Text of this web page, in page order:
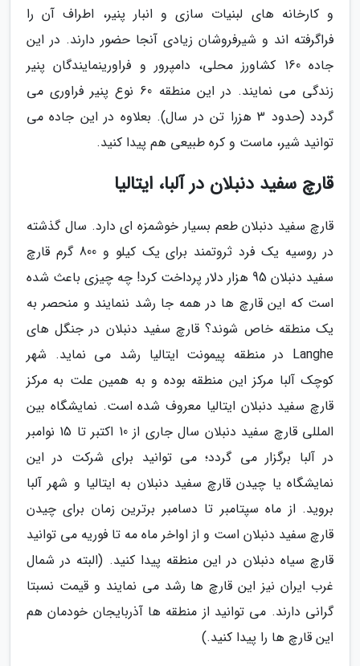
و کارخانه های لبنیات سازی و انبار پنیر، اطراف آن را
فراگرفته اند و شیرفروشان زیادی آنجا حضور دارند. در این
جاده 160 کشاورز محلی، دامپرور و فراورینمایندگان پنیر
زندگی می نمایند. در این منطقه 60 نوع پنیر فراوری می
گردد (حدود 3 هزرا تن در سال). بعلاوه در این جاده می
توانید شیر، ماست و کره طبیعی هم پیدا کنید.
قارچ سفید دنبلان در آلبا، ایتالیا
قارچ سفید دنبلان طعم بسیار خوشمزه ای دارد. سال گذشته
در روسیه یک فرد ثروتمند برای یک کیلو و 800 گرم قارچ
سفید دنبلان 95 هزار دلار پرداخت کرد! چه چیزی باعث شده
است که این قارچ ها در همه جا رشد ننمایند و منحصر به
یک منطقه خاص شوند؟ قارچ سفید دنبلان در جنگل های
Langhe در منطقه پیمونت ایتالیا رشد می نماید. شهر
کوچک آلبا مرکز این منطقه بوده و به همین علت به مرکز
قارچ سفید دنبلان ایتالیا معروف شده است. نمایشگاه بین
المللی قارچ سفید دنبلان سال جاری از 10 اکتبر تا 15 نوامبر
در آلبا برگزار می گردد؛ می توانید برای شرکت در این
نمایشگاه یا چیدن قارچ سفید دنبلان به ایتالیا و شهر آلبا
بروید. از ماه سپتامبر تا دسامبر برترین زمان برای چیدن
قارچ سفید دنبلان است و از اواخر ماه مه تا فوریه می توانید
قارچ سیاه دنبلان در این منطقه پیدا کنید. (البته در شمال
غرب ایران نیز این قارچ ها رشد می نمایند و قیمت نسبتا
گرانی دارند. می توانید از منطقه ها آذربایجان خودمان هم
این قارچ ها را پیدا کنید.)